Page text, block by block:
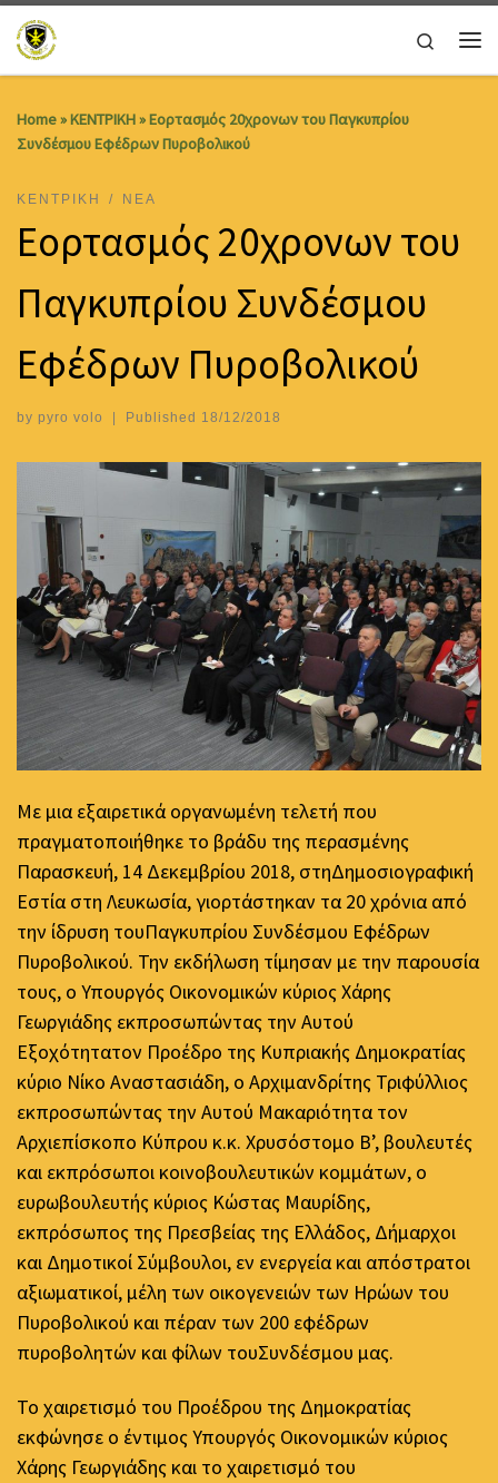
Skip to content
Search
Home»ΚΕΝΤΡΙΚΗ»Εορτασμός 20χρονων του Παγκυπρίου
Συνδέσμου Εφέδρων Πυροβολικού
ΚΕΝΤΡΙΚΗ ΝΕΑ
Εορτασμός 20χρονων του
Παγκυπρίου Συνδέσμου
Εφέδρων Πυροβολικού
by pyro volo | Published 18/12/2018
Με μια εξαιρετικά οργανωμένη τελετή που
πραγματοποιήθηκε το βράδυ της περασμένης
Παρασκευή, 14 Δεκεμβρίου 2018, στηΔημοσιογραφική
Εστία στη Λευκωσία, γιορτάστηκαν τα 20 χρόνια από
την ίδρυση τουΠαγκυπρίου Συνδέσμου Εφέδρων
Πυροβολικού. Την εκδήλωση τίμησαν με την παρουσία
τους, ο Υπουργός Οικονομικών κύριος Χάρης
Γεωργιάδης εκπροσωπώντας την Αυτού
Εξοχότητατον Προέδρο της Κυπριακής Δημοκρατίας
κύριο Νίκο Αναστασιάδη, ο Αρχιμανδρίτης Τριφύλλιος
εκπροσωπώντας την Αυτού Μακαριότητα τον
Αρχιεπίσκοπο Κύπρου κ.κ. Χρυσόστομο Β’, βουλευτές
και εκπρόσωποι κοινοβουλευτικών κομμάτων, ο
ευρωβουλευτής κύριος Κώστας Μαυρίδης,
εκπρόσωπος της Πρεσβείας της Ελλάδος, Δήμαρχοι
και Δημοτικοί Σύμβουλοι, εν ενεργεία και απόστρατοι
αξιωματικοί, μέλη των οικογενειών των Ηρώων του
Πυροβολικού και πέραν των 200 εφέδρων
πυροβολητών και φίλων τουΣυνδέσμου μας.
Το χαιρετισμό του Προέδρου της Δημοκρατίας
εκφώνησε ο έντιμος Υπουργός Οικονομικών κύριος
Χάρης Γεωργιάδης και το χαιρετισμό του